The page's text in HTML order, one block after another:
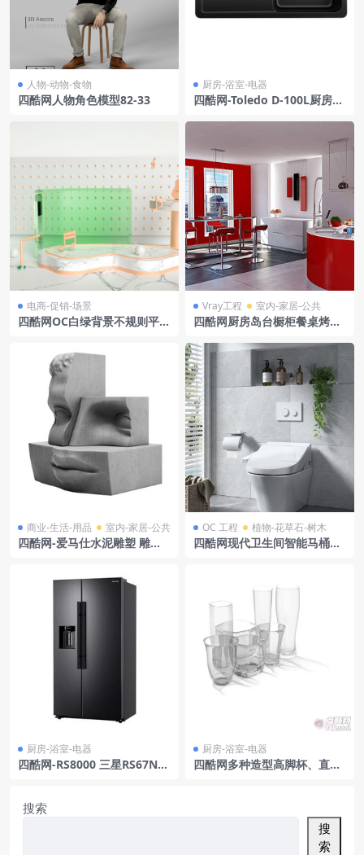
人物-动物-食物
四酷网人物角色模型82-33
厨房-浴室-电器
四酷网-Toledo D-100L厨房水
电商-促销-场景
四酷网OC白绿背景不规则平台
Vray工程 室内-家居-公共
四酷网厨房岛台橱柜餐桌烤箱
商业-生活-用品 室内-家居-公共
四酷网-爱马仕水泥雕塑 雕刻
OC 工程 植物-花草石-树木
四酷网现代卫生间智能马桶及
厨房-浴室-电器
四酷网-RS8000 三星RS67N并
厨房-浴室-电器
四酷网多种造型高脚杯、直筒
搜索
搜
索